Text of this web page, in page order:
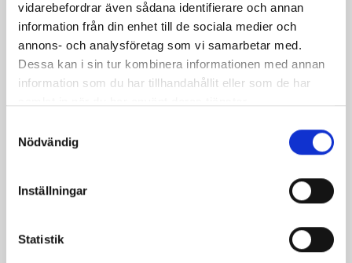
vidarebefordrar även sådana identifierare och annan
information från din enhet till de sociala medier och
annons- och analysföretag som vi samarbetar med.
Dessa kan i sin tur kombinera informationen med annan
information som du har tillhandahållit eller som de har
Nödvändig
Inställningar
Statistik
Bäst i test: Norrmejeriers laktosfria
Vi kan stolt konstatera att vår laktosfria Mellanmjölk
200 norrlänningar fick deltog vid provsmakningen. Vår